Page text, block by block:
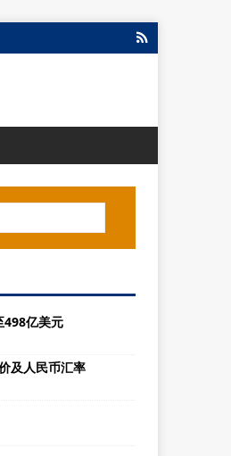
498亿美元
及人民币汇率